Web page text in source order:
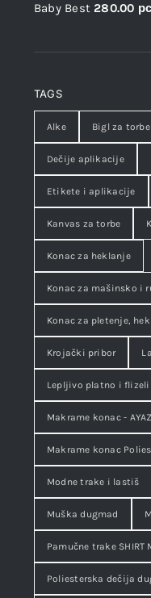
Baby Best 280.00
TAGS
Alke Bigl za torbe
Dečije aplikacije
Etikete i aplikacije
Kanvas za torbe
Konac za heklanje
Konac za mašinsko i
Konac za pletenje,
Krojački pribor
Lepljivo platno i
Makrame konac -
Makrame konac
Modne trake i lastiš
Muška dugmad
Pamučne trake SHIRT
Poliesterska dečija